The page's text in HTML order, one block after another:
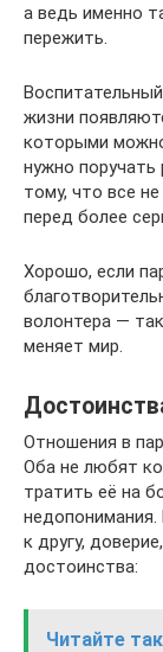
а ведь именно
пережить.
жизни
которыми
нужно
тому, что все
перед более
Хорошо, если
волонтера —
меняет мир.
Отношения в
Оба не любят
тратить её на
недопонимания.
к другу,
достоинства:
Читайте